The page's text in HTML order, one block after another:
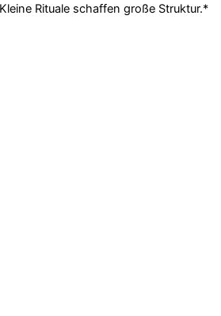
Rituale schaffen große Struktur.*